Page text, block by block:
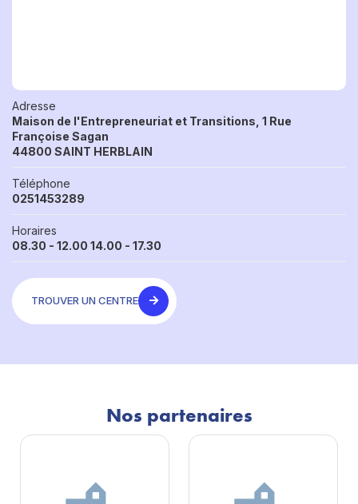
Adresse
Maison de l'Entrepreneuriat et Transitions, 1 Rue
Françoise Sagan
44800 SAINT HERBLAIN
Téléphone
0251453289
Horaires
08.30 - 12.00 14.00 - 17.30
TROUVER UN CENTRE
Nos partenaires